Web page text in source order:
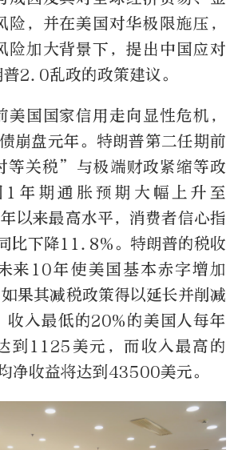
险，并在美国对华极限施压，
险加大背景下，提出中国应对
2.0乱政的政策建议。
美国国家信用走向显性危机，
崩盘元年。特朗普第二任期前
等关税”与极端财政紧缩等政
1年期通胀预期大幅上升至
以来最高水平，消费者信心指
比下降11.8%。特朗普的税收
来10年使美国基本赤字增加
果其减税政策得以延长并削减
收入最低的20%的美国人每年
到1125美元，而收入最高的
净收益将达到43500美元。